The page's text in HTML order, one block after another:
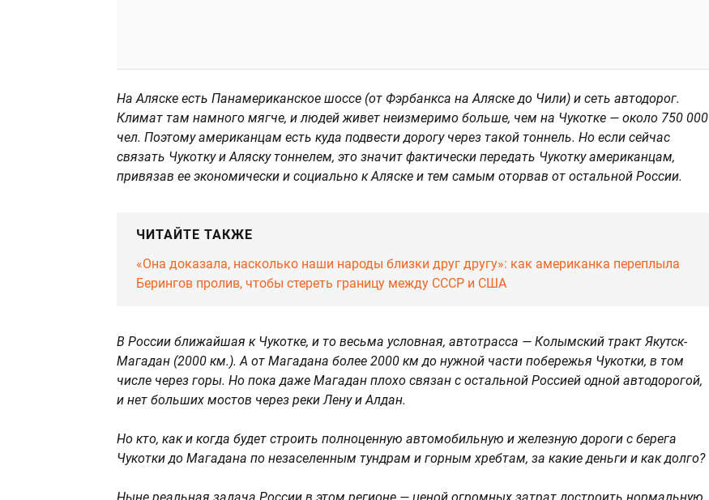
На Аляске есть Панамериканское шоссе (от Фэрбанкса на Аляске до Чили) и сеть автодорог.
Климат там намного мягче, и людей живет неизмеримо больше, чем на Чукотке — около 750 000
чел. Поэтому американцам есть куда подвести дорогу через такой тоннель. Но если сейчас
связать Чукотку и Аляску тоннелем, это значит фактически передать Чукотку американцам,
привязав ее экономически и социально к Аляске и тем самым оторвав от остальной России.
ЧИТАЙТЕ ТАКЖЕ
«Она доказала, насколько наши народы близки друг другу»: как американка переплыла
Берингов пролив, чтобы стереть границу между СССР и США
В России ближайшая к Чукотке, и то весьма условная, автотрасса — Колымский тракт Якутск-
Магадан (2000 км.). А от Магадана более 2000 км до нужной части побережья Чукотки, в том
числе через горы. Но пока даже Магадан плохо связан с остальной Россией одной автодорогой,
и нет больших мостов через реки Лену и Алдан.
Но кто, как и когда будет строить полноценную автомобильную и железную дороги с берега
Чукотки до Магадана по незаселенным тундрам и горным хребтам, за какие деньги и как долго?